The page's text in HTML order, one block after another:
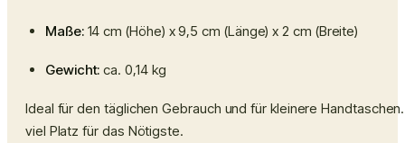
Maße:14 cm (Höhe) x 9,5 cm (Länge) x 2 cm (Breite)
Gewicht: ca. 0,14 kg
Ideal für den täglichen Gebrauch und für kleinere
viel Platz für das Nötigste.